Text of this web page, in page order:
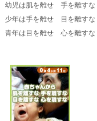
幼児は肌を離せ 手を離すな
少年は手を離せ 目を離すな
青年は目を離せ 心を離すな